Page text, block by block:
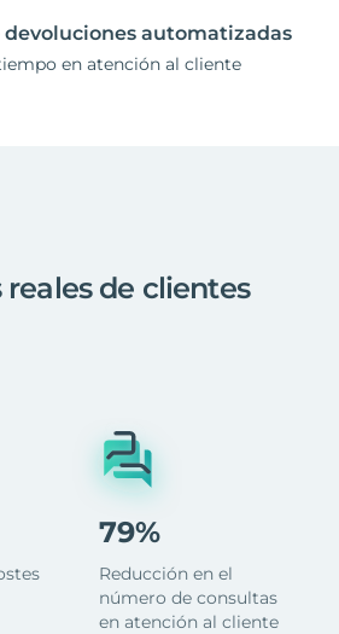
devoluciones automatizadas
en atención al cliente
reales de clientes
79%
Reducción en el
número de consultas
en atención al cliente